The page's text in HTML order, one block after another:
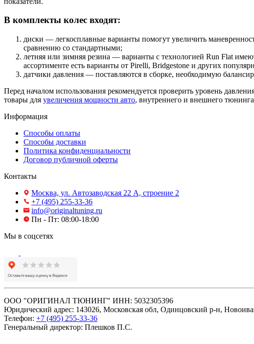
В комплекты колес входят:
диски — легкосплавные варианты помогут увеличить
сравнению со стандартными;
летняя или зимняя резина — варианты c технологией Run Flat
ассортименте есть варианты от Pirelli, Bridgestone и других
датчики давления — поставляются в сборке, необходимую
Перед началом использования рекомендуется проверить уровень
товары для увеличения мощности авто, внутреннего и внешнего
Информация
Способы оплаты
Способы доставки
Политика конфиденциальности
Договор публичной оферты
Контакты
Москва, ул. Автозаводская 22 А, строение 2
+7 (495) 255-33-36
info@originaltuning.ru
Пн - Пт: 08:00-18:00
Мы в соцсетях
ООО "ОРИГИНАЛ ТЮНИНГ" ИНН: 5032305396
Юридический адрес: 143026, Московская обл, Одинцовский р-н,
Телефон: +7 (495) 255-33-36
Генеральный директор: Плешков П.С.